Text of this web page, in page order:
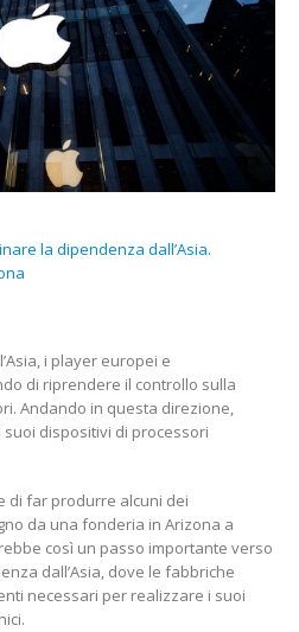
DALL’ASIA.
REALIZZERÀ
PROCESSORI
ARIZONA
la dipendenza dall’Asia.
i player europei e
di riprendere il controllo sulla
Andando in questa direzione,
dispositivi di processori
di far produrre alcuni dei
da una fonderia in Arizona a
così un passo importante verso
dall’Asia, dove le fabbriche
necessari per realizzare i suoi